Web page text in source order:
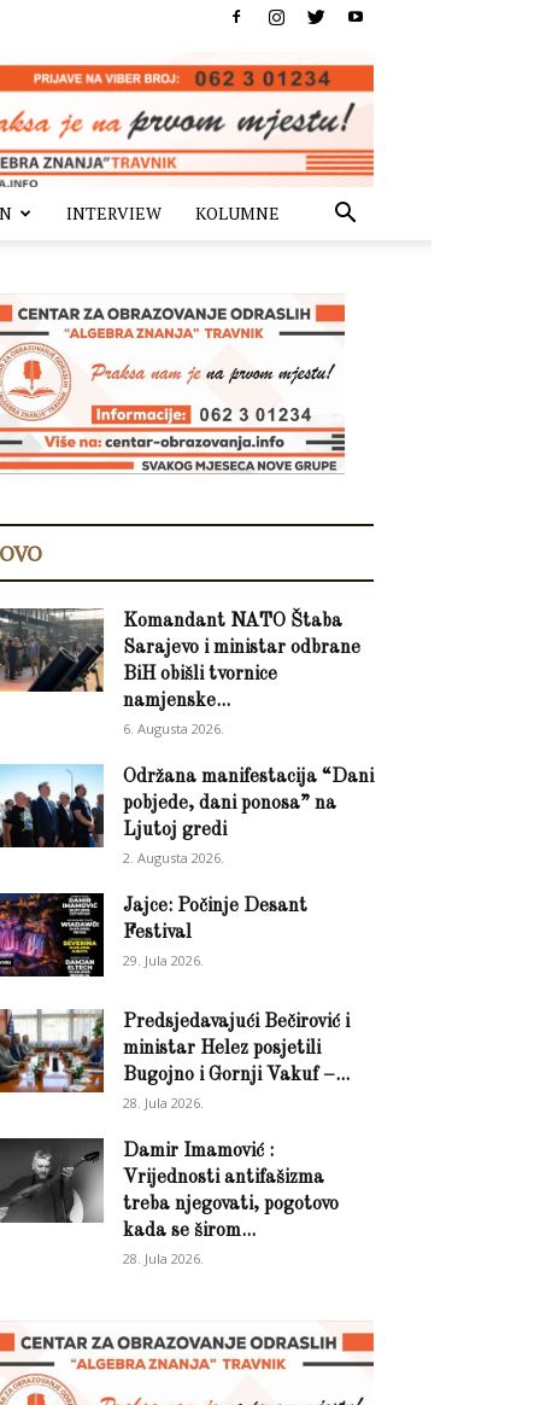
INTERVIEW KOLUMNE
Komandant NATO Štaba
Sarajevo i ministar odbrane
BiH obišli tvornice
namjenske...
6. Augusta 2026.
Održana manifestacija “Dani
pobjede, dani ponosa” na
Ljutoj gredi
2. Augusta 2026.
Jajce: Počinje Desant
Festival
29. Jula 2026.
Predsjedavajući Bečirović i
ministar Helez posjetili
Bugojno i Gornji Vakuf –...
28. Jula 2026.
Damir Imamović :
Vrijednosti antifašizma
treba njegovati, pogotovo
kada se širom...
28. Jula 2026.